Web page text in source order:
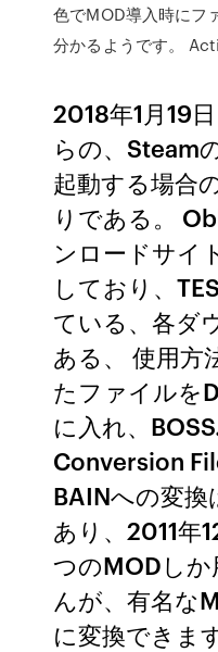
色でMOD導入時にフ
分かるようです。
2018年1月19
らの、Steam
起動する場合
りである。
ンロードサイ
しており、
ている、各ダ
ある、 使用方
たファイルを
に入れ、
Conversion
BAINへの変換
あり、2011年
つのMODし
んが、有名な
に変換できます